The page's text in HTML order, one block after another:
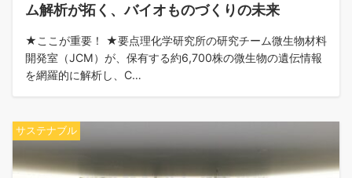
ム解析が拓く、バイオものづくりの未来
★ここが重要！ ★要点理化学研究所の研究チーム微生物材料
開発室（JCM）が、保有する約6,700株の微生物の遺伝情報
を網羅的に解析し、C…
サステナブル